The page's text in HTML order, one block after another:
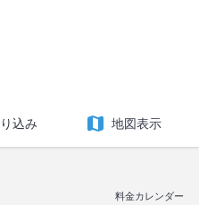
込み 地図表示
料金カレンダー